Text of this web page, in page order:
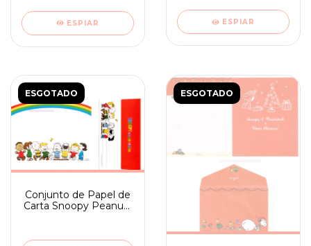
ESPIAR ESPIAR
ESGOTADO
Conjunto de Papel de
Carta Snoopy Peanuts
ESGOTADO